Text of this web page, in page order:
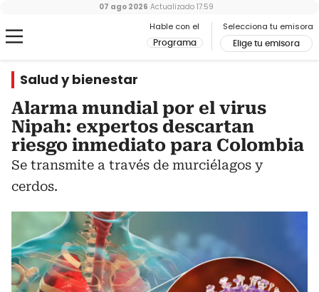
Hable con el
Programa
Selecciona tu emisora
Elige tu emisora
07 ago 2026 Actualizado 17:59
Salud y bienestar
Alarma mundial por el virus
Nipah: expertos descartan
riesgo inmediato para Colombia
Se transmite a través de murciélagos y
cerdos.